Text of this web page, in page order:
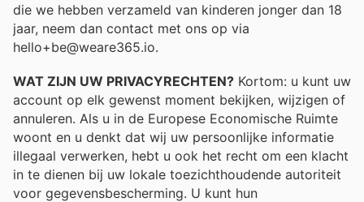
die we hebben verzameld van kinderen jonger dan 18
jaar, neem dan contact met ons op via
hello+be@weare365.io.
WAT ZIJN UW PRIVACYRECHTEN? Kortom: u kunt uw
account op elk gewenst moment bekijken, wijzigen of
annuleren. Als u in de Europese Economische Ruimte
woont en u denkt dat wij uw persoonlijke informatie
illegaal verwerken, hebt u ook het recht om een ​​klacht
in te dienen bij uw lokale toezichthoudende autoriteit
voor gegevensbescherming. U kunt hun